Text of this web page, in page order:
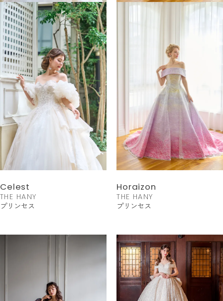
Celest
THE HANY
プリンセス
Horaizon
THE HANY
プリンセス